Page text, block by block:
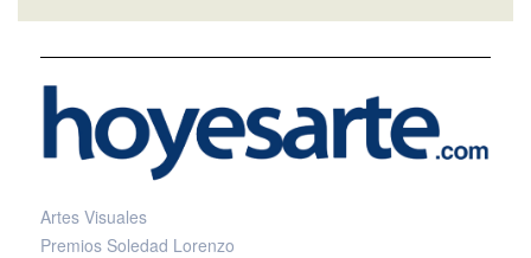
Artes Visuales
Premios Soledad Lorenzo